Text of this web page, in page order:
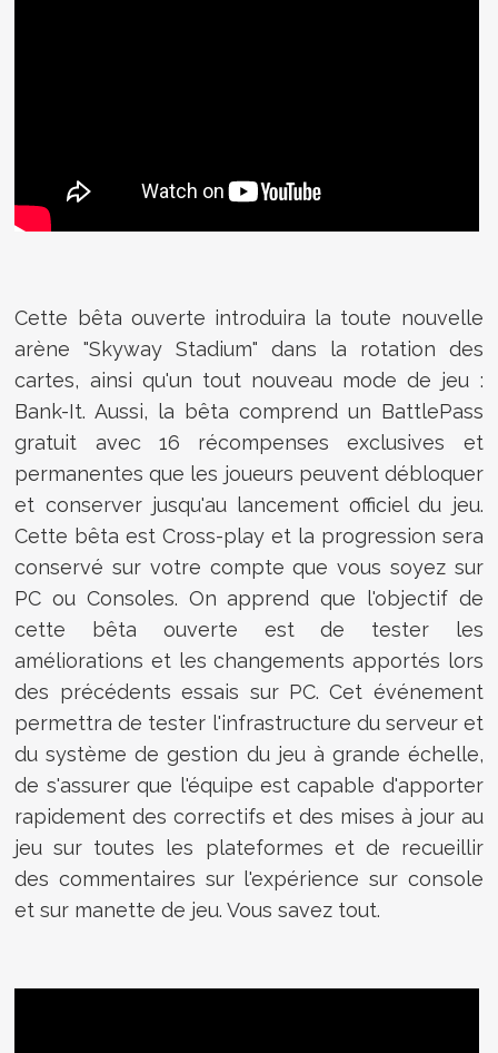
Cette bêta ouverte introduira la toute nouvelle
arène "Skyway Stadium" dans la rotation des
cartes, ainsi qu'un tout nouveau mode de jeu :
Bank-It. Aussi, la bêta comprend un BattlePass
gratuit avec 16 récompenses exclusives et
permanentes que les joueurs peuvent débloquer
et conserver jusqu'au lancement officiel du jeu.
Cette bêta est Cross-play et la progression sera
conservé sur votre compte que vous soyez sur
PC ou Consoles. On apprend que l'objectif de
cette bêta ouverte est de tester les
améliorations et les changements apportés lors
des précédents essais sur PC. Cet événement
permettra de tester l'infrastructure du serveur et
du système de gestion du jeu à grande échelle,
de s'assurer que l'équipe est capable d'apporter
rapidement des correctifs et des mises à jour au
jeu sur toutes les plateformes et de recueillir
des commentaires sur l'expérience sur console
et sur manette de jeu. Vous savez tout.